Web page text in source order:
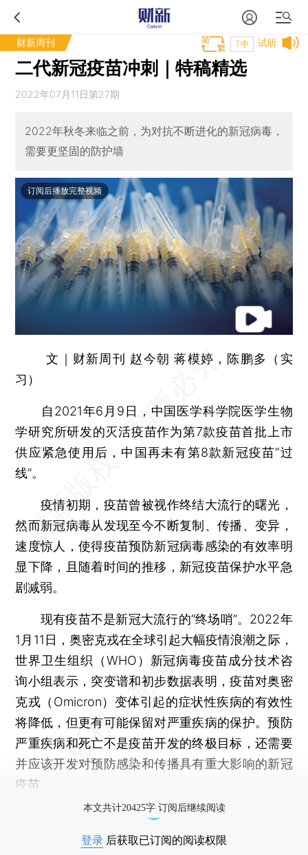
财新周刊 试听
T中
二代新冠疫苗冲刺｜特稿精选
2022年07月11日第27期
2022年秋冬来临之前，为对抗不断进化的新冠病毒，
需要更坚固的防护墙
订阅后播放完整视频
文｜财新周刊 赵今朝 蒋模婷，陈鹏多（实
习）
自2021年6月9日，中国医学科学院医学生物
学研究所研发的灭活疫苗作为第7款疫苗首批上市
供应紧急使用后，中国再未有第8款新冠疫苗“过
线”。
疫情初期，疫苗曾被视作终结大流行的曙光，
然而新冠病毒从发现至今不断复制、传播、变异，
速度惊人，使得疫苗预防新冠病毒感染的有效率明
显下降，且随着时间的推移，新冠疫苗保护水平急
剧减弱。
现有疫苗不是新冠大流行的“终场哨”。2022年
1月11日，奥密克戎在全球引起大幅疫情浪潮之际，
世界卫生组织（WHO）新冠病毒疫苗成分技术咨
询小组表示，突变谱和初步数据表明，疫苗对奥密
克戎（Omicron）变体引起的症状性疾病的有效性
将降低，但更有可能保留对严重疾病的保护。预防
严重疾病和死亡不是疫苗开发的终极目标，还需要
并应该开发对预防感染和传播具有重大影响的新冠
疫苗。
本文共计20425字 订阅后继续阅读
登录 后获取已订阅的阅读权限